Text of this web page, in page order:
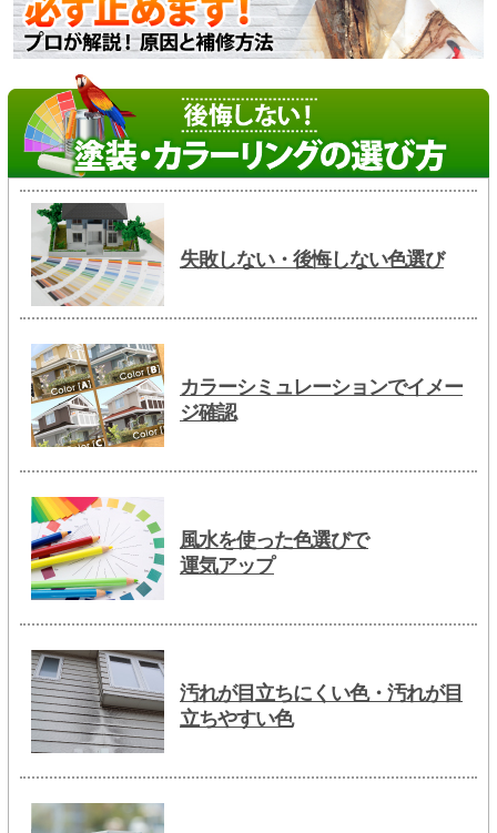
失敗しない・後悔しない色選び
カラーシミュレーションでイメー
ジ確認
風水を使った色選びで
運気アップ
汚れが目立ちにくい色・汚れが目
立ちやすい色